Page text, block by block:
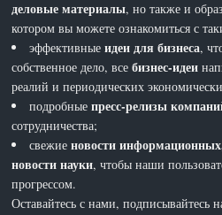
деловые материалы, но также и
котором вы можете ознакомиться с
эффективныеидеи для бизнеса,
собственное дело, всебизнес-идеи
реалий и периодических
подробныепресс-релизы
сотрудничества;
свежиеновости
новости науки, чтобы наши
прогрессом.
Оставайтесь с нами, подписывайтесь